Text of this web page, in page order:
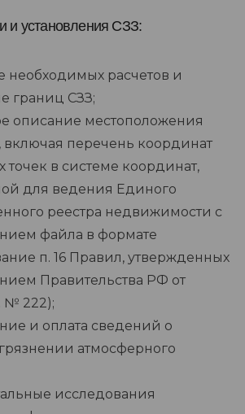
и установления СЗЗ:
необходимых расчетов и
границ СЗЗ;
описание местоположения
включая перечень координат
точек в системе координат,
для ведения Единого
реестра недвижимости с
файла в формате
п. 16 Правил, утвержденных
Правительства РФ от
№ 222);
и оплата сведений о
атмосферного
исследования